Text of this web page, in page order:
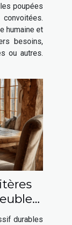
poupées
humaine et
besoins,
ou autres.
durables